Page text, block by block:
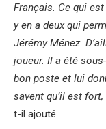
Français. Ce qui
y en a deux qui
Jérémy Ménez.
joueur. Il a été
bon poste et lui
savent qu’il est
t-il ajouté.